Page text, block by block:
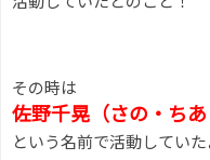
その時は
佐野千晃（さの・ちあ
という名前で活動していた